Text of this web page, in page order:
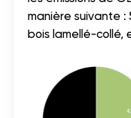
manière suivante :
bois lamellé-collé,